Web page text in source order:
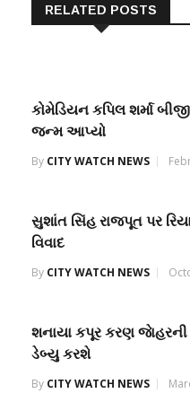
RELATED POSTS
કોમેડિયન કપિલ શર્મા
જન્મ આપ્યો
By CITY WATCH NEWS
સુશાંત સિંહ રાજપૂત પર
વિવાદ
By CITY WATCH NEWS
શનાયા કપૂર કરણ જાેહરની
ડેબ્યુ કરશે
By CITY WATCH NEWS